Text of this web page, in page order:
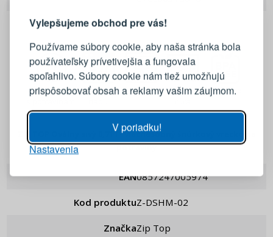
Vylepšujeme obchod pre vás!
Používame súbory cookie, aby naša stránka bola
používateľsky prívetivejšia a fungovala
spoľahlivo. Súbory cookie nám tiež umožňujú
prispôsobovať obsah a reklamy vašim záujmom.
V poriadku!
Nastavenia
Kontakt
Umývačka Mraznička Mikrovlnná BPA Free
ZIP TOP Oválny sivý 0,71 l - viacnásobný šnúrkový vrecko na
potraviny
EAN 0857247005974
Kod produktu Z-DSHM-02
Značka Zip Top
Prihláste sa k svojmu účtu
PRIHLÁSIŤ SA